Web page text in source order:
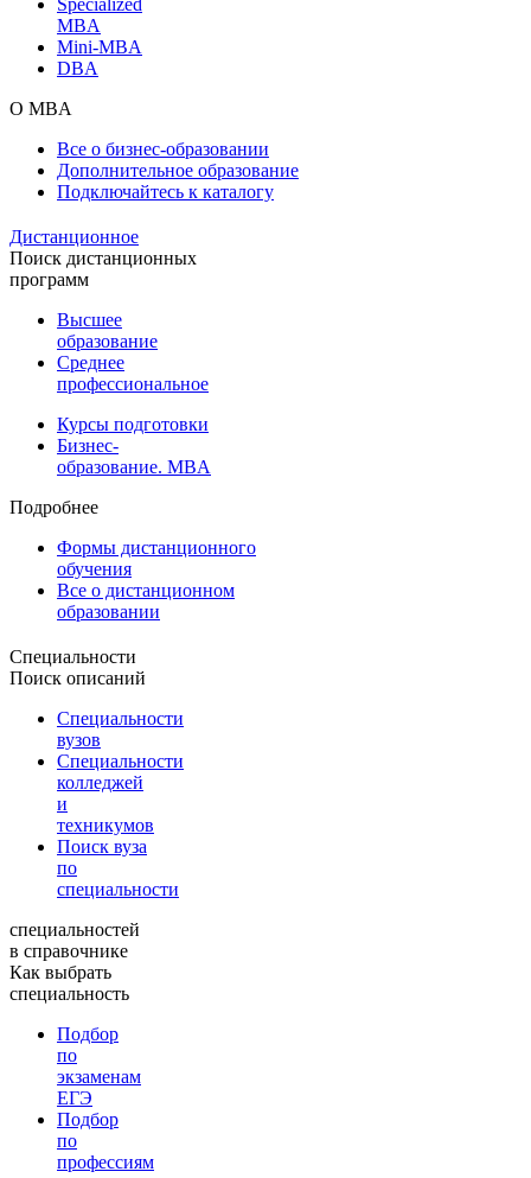
MBA
Mini-MBA
DBA
О MBA
Все о бизнес-образовании
Дополнительное образование
Подключайтесь к каталогу
Дистанционное
Поиск дистанционных
программ
Высшее
образование
Среднее
профессиональное
Курсы подготовки
Бизнес-
образование. MBA
Подробнее
Формы дистанционного
обучения
Все о дистанционном
образовании
Специальности
Поиск описаний
Специальности
вузов
Специальности
колледжей
и
техникумов
Поиск вуза
по
специальности
специальностей
в справочнике
Как выбрать
специальность
Подбор
по
экзаменам
ЕГЭ
Подбор
по
профессиям